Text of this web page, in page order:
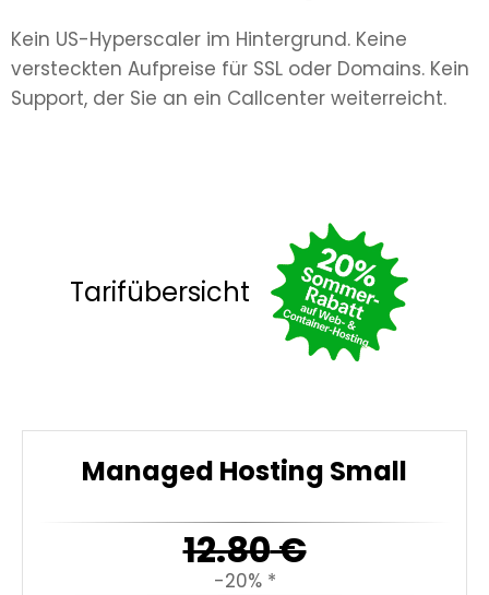
Kein US-Hyperscaler im Hintergrund. Keine
versteckten Aufpreise für SSL oder Domains. Kein
Support, der Sie an ein Callcenter weiterreicht.
Tarifübersicht
Managed Hosting Small
12.80€
-20% *